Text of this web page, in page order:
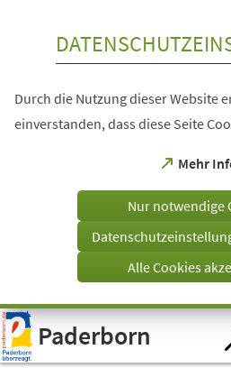
Visuelle
Assistenzsoftware
öffnen.
Durch die Nutzung dieser Website
einverstanden, dass diese Seite
Mehr
(Öffnet
einem
Tab)
Nur notwendige
Alle Cookies
Paderborn